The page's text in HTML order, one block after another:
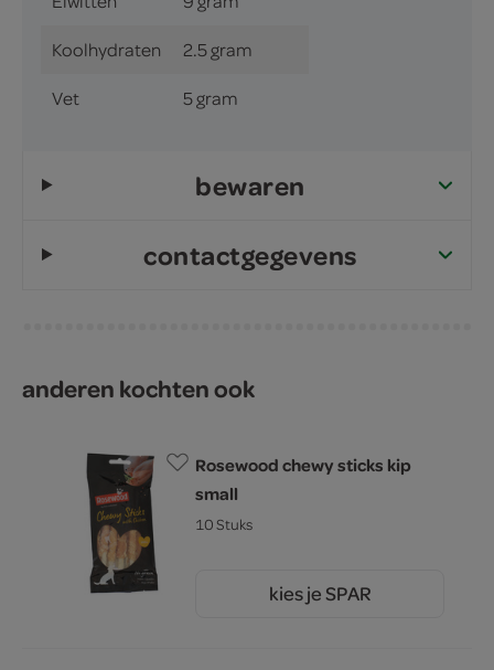
Koolhydraten 2.5 gram
Vet 5 gram
bewaren
contactgegevens
anderen kochten ook
Rosewood chewy sticks kip
small
10 Stuks
kies je SPAR